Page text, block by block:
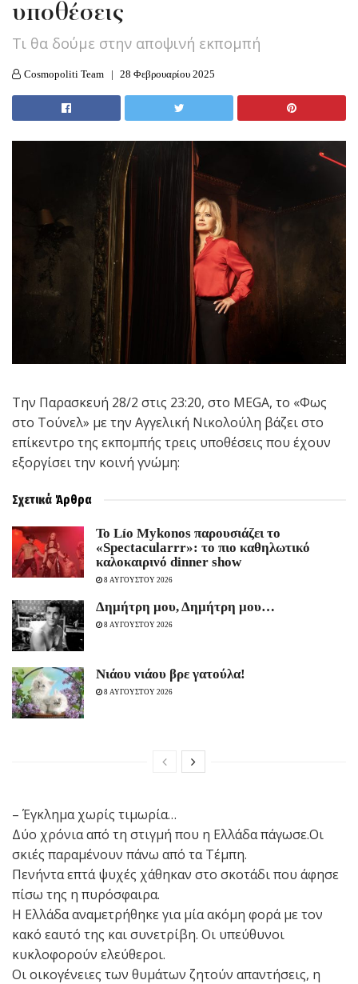
υποθέσεις
Τι θα δούμε στην αποψινή εκπομπή
Cosmopoliti Team 28 Φεβρουαρίου 2025
Tην Παρασκευή 28/2 στις 23:20, στο MEGA, το «Φως
στο Τούνελ» με την Αγγελική Νικολούλη βάζει στο
επίκεντρο της εκπομπής τρεις υποθέσεις που έχουν
εξοργίσει την κοινή γνώμη:
Σχετικά Άρθρα
Το Lío Mykonos παρουσιάζει το
«Spectacularrr»: το πιο καθηλωτικό
καλοκαιρινό dinner show
8 ΑΥΓΟΥΣΤΟΥ 2026
Δημήτρη μου, Δημήτρη μου…
8 ΑΥΓΟΥΣΤΟΥ 2026
Νιάου νιάου βρε γατούλα!
8 ΑΥΓΟΥΣΤΟΥ 2026
– Έγκλημα χωρίς τιμωρία…
Δύο χρόνια από τη στιγμή που η Ελλάδα πάγωσε.Οι
σκιές παραμένουν πάνω από τα Τέμπη.
Πενήντα επτά ψυχές χάθηκαν στο σκοτάδι που άφησε
πίσω της η πυρόσφαιρα.
Η Ελλάδα αναμετρήθηκε για μία ακόμη φορά με τον
κακό εαυτό της και συνετρίβη. Οι υπεύθυνοι
κυκλοφορούν ελεύθεροι.
Οι οικογένειες των θυμάτων ζητούν απαντήσεις, η